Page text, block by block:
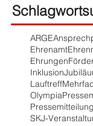
ARGE
Ehrenamt
Ehrungen
Inklusion
Lauftreff
Olympia
Pressemitteilung
SKJ-